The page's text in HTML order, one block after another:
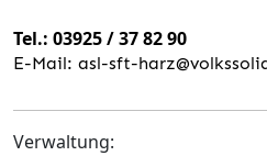
Tel.: 03925 / 37 82 90
E-Mail: asl-sft-
Verwaltung: